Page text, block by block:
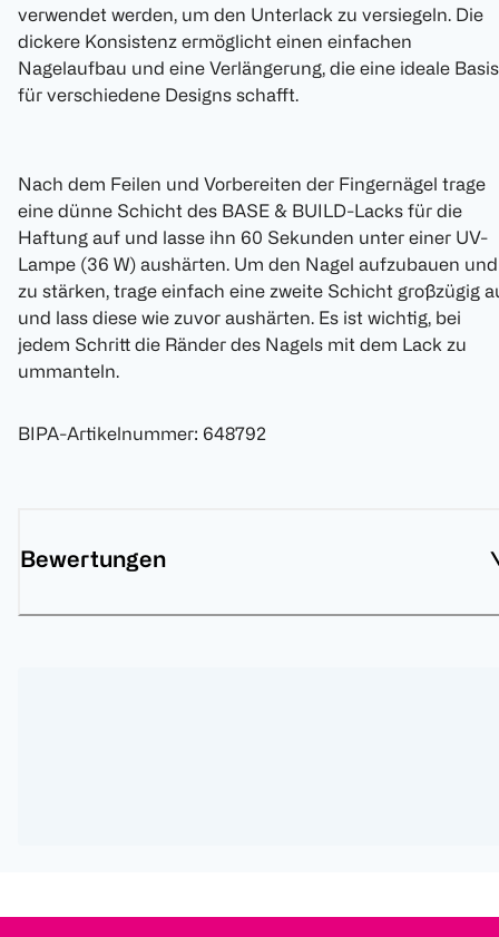
verwendet werden, um den Unterlack zu versiegeln. Die
dickere Konsistenz ermöglicht einen einfachen
Nagelaufbau und eine Verlängerung, die eine ideale Basis
für verschiedene Designs schafft.
Nach dem Feilen und Vorbereiten der Fingernägel trage
eine dünne Schicht des BASE & BUILD-Lacks für die
Haftung auf und lasse ihn 60 Sekunden unter einer UV-
Lampe (36 W) aushärten. Um den Nagel aufzubauen und
zu stärken, trage einfach eine zweite Schicht großzügig
und lass diese wie zuvor aushärten. Es ist wichtig, bei
jedem Schritt die Ränder des Nagels mit dem Lack zu
ummanteln.
BIPA-Artikelnummer: 648792
Bewertungen